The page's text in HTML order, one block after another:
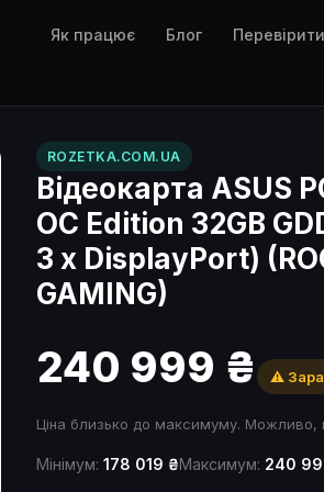
Як працює Блог
ROZETKA.COM.UA
Відеокарта ASUS
OC Edition 32GB
3 x DisplayPort)
GAMING)
240 999 ₴ ⚠️
Ціна близько до максимуму. Можливо,
Мінімум: 178 019 ₴Максимум: 240